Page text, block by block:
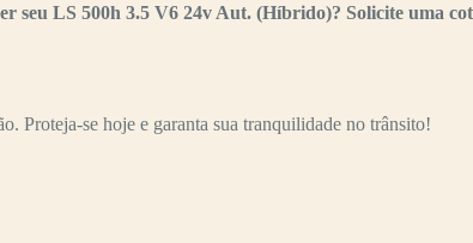
seu LS 500h 3.5 V6 24v Aut. (Híbrido)? Solicite uma
Proteja-se hoje e garanta sua tranquilidade no trânsito!